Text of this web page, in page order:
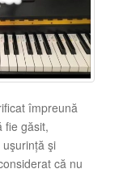
împreună
fie găsit,
şi
că nu